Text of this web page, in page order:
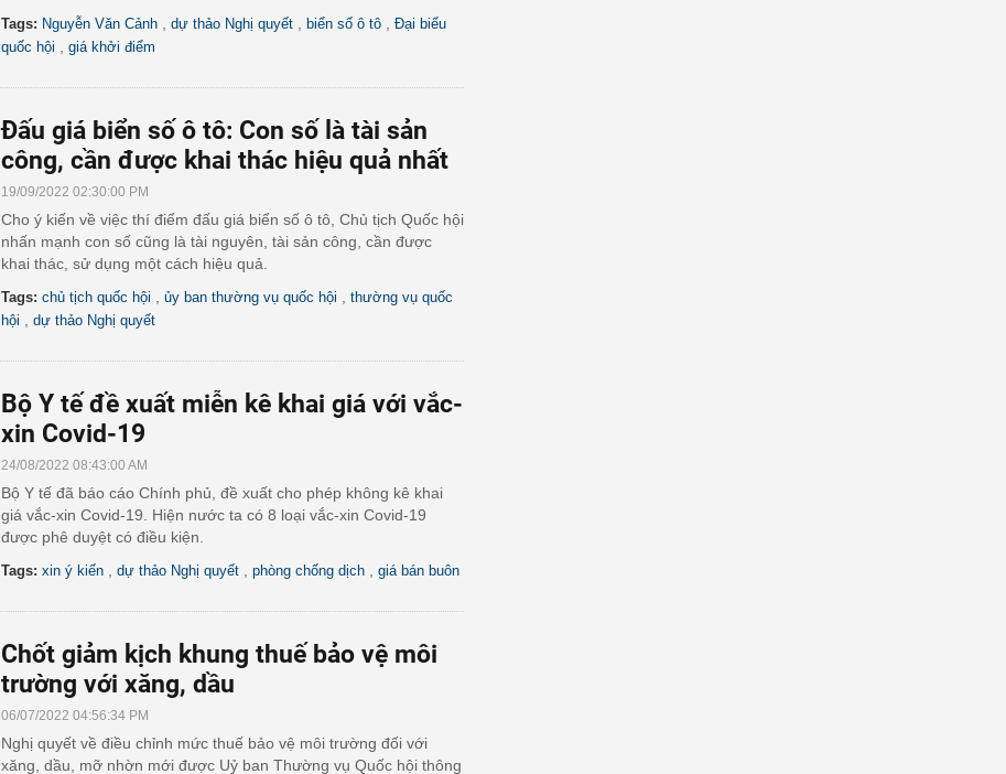
Tags: Nguyễn Văn Cảnh dự thảo Nghị quyết biển số ô tô
Đại biểu
quốc hội
giá khởi điểm
Đấu giá biển số ô tô: Con số là tài sản
công, cần được khai thác hiệu quả nhất
19/09/2022 02:30:00 PM
Cho ý kiến về việc thí điểm đấu giá biển số ô tô, Chủ tịch Quốc hội
nhấn mạnh con số cũng là tài nguyên, tài sản công, cần được
khai thác, sử dụng một cách hiệu quả.
Tags: chủ tịch quốc hội ủy ban thường vụ quốc hội
thường vụ quốc
hội
dự thảo Nghị quyết
Bộ Y tế đề xuất miễn kê khai giá với vắc-
xin Covid-19
24/08/2022 08:43:00 AM
Bộ Y tế đã báo cáo Chính phủ, đề xuất cho phép không kê khai
giá vắc-xin Covid-19. Hiện nước ta có 8 loại vắc-xin Covid-19
được phê duyệt có điều kiện.
Tags: xin ý kiến dự thảo Nghị quyết phòng chống dịch giá bán buôn
Chốt giảm kịch khung thuế bảo vệ môi
trường với xăng, dầu
06/07/2022 04:56:34 PM
Nghị quyết về điều chỉnh mức thuế bảo vệ môi trường đối với
xăng, dầu, mỡ nhờn mới được Uỷ ban Thường vụ Quốc hội thông